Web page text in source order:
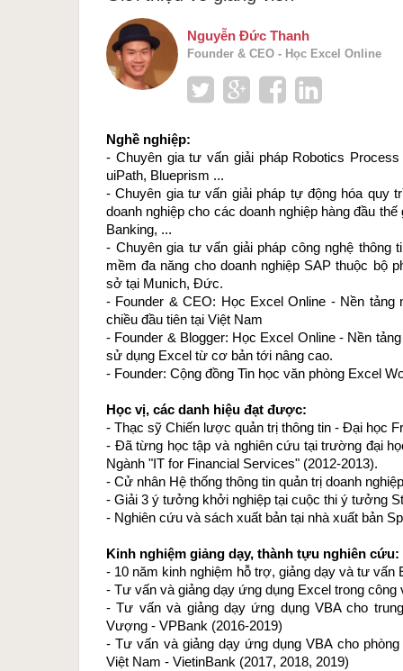
Nguyễn Đức Thanh
Founder & CEO - Học Excel Online
Nghề nghiệp:
- Chuyên gia tư vấn giải pháp Robotics Process
uiPath, Blueprism ...
- Chuyên gia tư vấn giải pháp tự động hóa quy
doanh nghiệp cho các doanh nghiệp hàng đầu
Banking, ...
- Chuyên gia tư vấn giải pháp công nghệ thông
mềm đa năng cho doanh nghiệp SAP thuộc bộ
sở tại Munich, Đức.
- Founder & CEO: Học Excel Online - Nền tảng
chiều đầu tiên tại Việt Nam
- Founder & Blogger: Học Excel Online - Nền tảng
sử dụng Excel từ cơ bản tới nâng cao.
- Founder: Cộng đồng Tin học văn phòng Excel
Học vị, các danh hiệu đạt được:
- Thạc sỹ Chiến lược quản trị thông tin - Đại học
- Đã từng học tập và nghiên cứu tại trường đại
Ngành "IT for Financial Services" (2012-2013).
- Cử nhân Hệ thống thông tin quản trị doanh
- Giải 3 ý tưởng khởi nghiệp tại cuộc thi ý tưởng
- Nghiên cứu và sách xuất bản tại nhà xuất bản
Kinh nghiệm giảng dạy, thành tựu nghiên cứu:
- 10 năm kinh nghiệm hỗ trợ, giảng dạy và tư vấn
- Tư vấn và giảng dạy ứng dụng Excel trong
- Tư vấn và giảng dạy ứng dụng VBA cho
Vượng - VPBank (2016-2019)
- Tư vấn và giảng dạy ứng dụng VBA cho
Việt Nam - VietinBank (2017, 2018, 2019)